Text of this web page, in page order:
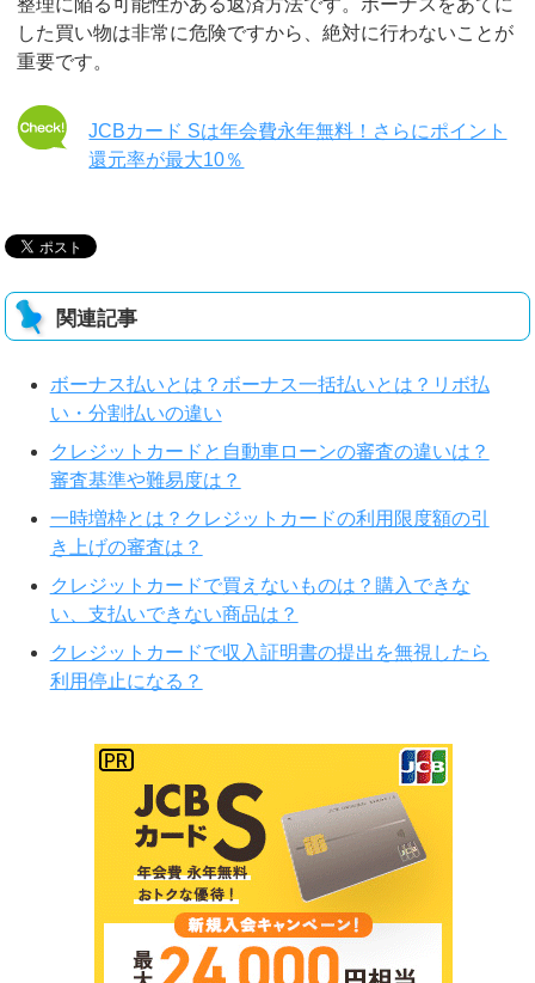
した買い物は非常に危険ですから、絶対に行わないことが
重要です。
JCBカード Sは年会費永年無料！さらにポイント
還元率が最大10％
関連記事
ボーナス払いとは？ボーナス一括払いとは？リボ払
い・分割払いの違い
クレジットカードと自動車ローンの審査の違いは？
審査基準や難易度は？
一時増枠とは？クレジットカードの利用限度額の引
き上げの審査は？
クレジットカードで買えないものは？購入できな
い、支払いできない商品は？
クレジットカードで収入証明書の提出を無視したら
利用停止になる？